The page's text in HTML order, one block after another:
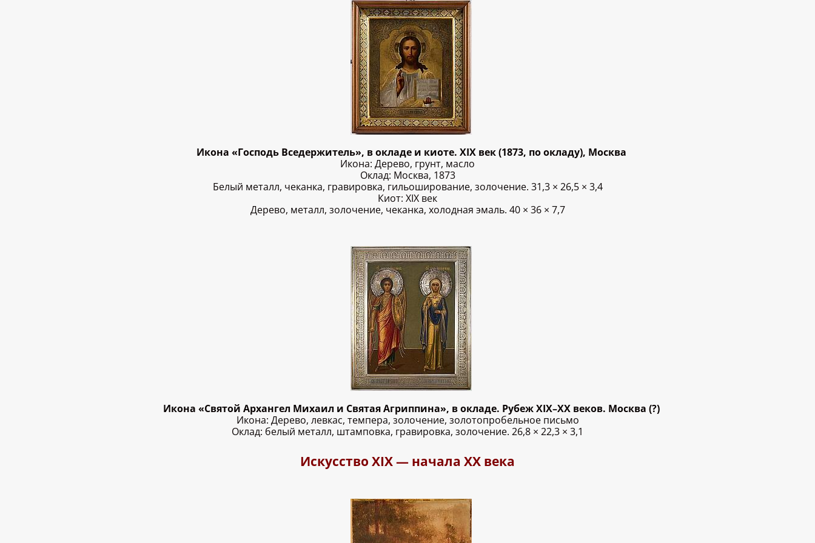
Икона «Господь Вседержитель», в окладе и киоте. XIX век (1873, по окладу), Москва
Икона: Дерево, грунт, масло
Оклад: Москва, 1873
Белый металл, чеканка, гравировка, гильоширование, золочение. 31,3 × 26,5 × 3,4
Киот: XIX век
Дерево, металл, золочение, чеканка, холодная эмаль. 40 × 36 × 7,7
Икона «Святой Архангел Михаил и Святая Агриппина», в окладе. Рубеж XIX–XX веков. Москва (?)
Икона: Дерево, левкас, темпера, золочение, золотопробельное письмо
Оклад: белый металл, штамповка, гравировка, золочение. 26,8 × 22,3 × 3,1
Искусство XIX — начала ХХ века